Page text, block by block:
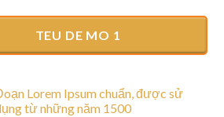
TEU DE MO 1
Lorem Ipsum chuẩn, được sử
từ những năm 1500